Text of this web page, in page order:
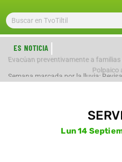
ES NOTICIA
Semana marcada por la lluvia:
Evacúan preventivamente a
Polpaico
Lun 14